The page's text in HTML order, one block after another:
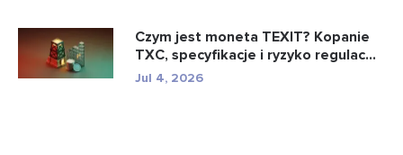
Czym jest moneta TEXIT? Kopanie
TXC, specyfikacje i ryzyko regulac...
Jul 4, 2026